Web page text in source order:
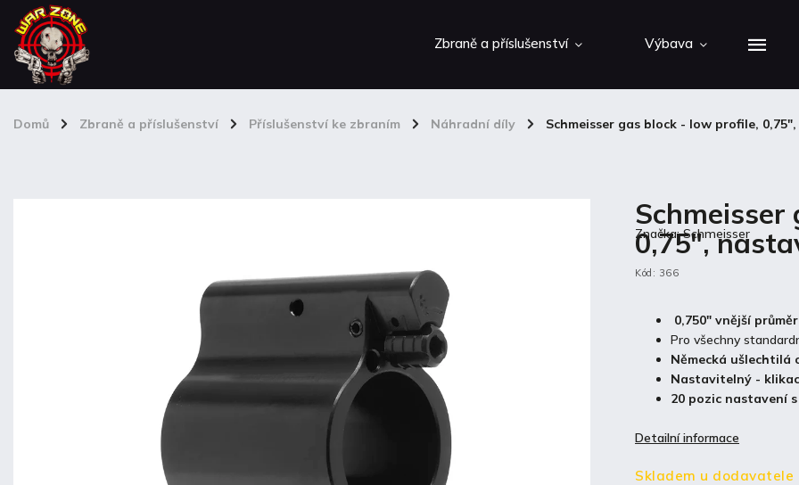
Zbraně a příslušenství Výbava
Domů / Zbraně a příslušenství / Příslušenství ke zbraním / Náhradní díly / Schmeisser gas block - low profile,
0,75",
Kód: 366
0,750" vnější
Pro všechny
Německá ušlechtilá
Nastavitelný -
20 pozic nastavení
Detailní informace
Značka:Schmeisser
Skladem u dodavatele